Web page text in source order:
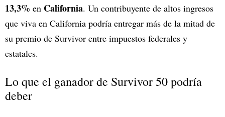
13,3% en California. Un contribuyente de altos ingresos
que viva en California podría entregar más de la mitad de
su premio de Survivor entre impuestos federales y
estatales.
Lo que el ganador de Survivor 50 podría
deber